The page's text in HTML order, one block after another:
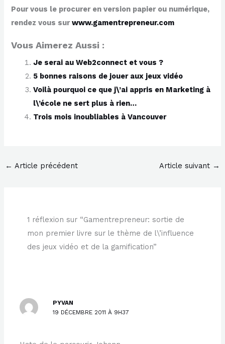
Pour vous le procurer en version papier ou numérique,
rendez vous surwww.gamentrepreneur.com
Vous Aimerez Aussi :
Je serai au Web2connect et vous ?
5 bonnes raisons de jouer aux jeux vidéo
Voilà pourquoi ce que j\’ai appris en Marketing à
l\’école ne sert plus à rien…
Trois mois inoubliables à Vancouver
← Article précédent Article suivant →
1 réflexion sur “Gamentrepreneur: sortie de
mon premier livre sur le thème de l\’influence
des jeux vidéo et de la gamification”
PYVAN
19 DÉCEMBRE 2011 À 9H37